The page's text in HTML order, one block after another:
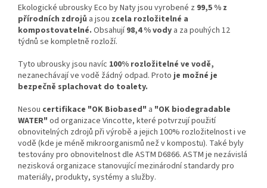
Ekologické ubrousky Eco by Naty jsou vyrobené z 99,5 % z
přírodních zdrojů a jsou zcela rozložitelné a
kompostovatelné. Obsahují98,4 % vody a za pouhých 12
týdnů se kompletně rozloží.
Tyto ubrousky jsou navíc 100% rozložitelné ve vodě,
nezanechávají ve vodě žádný odpad. Protoje možné je
bezpečně splachovat do toalety.
Nesou certifikace "OK Biobased" a "OK biodegradable
WATER" od organizace Vincotte, které potvrzují použití
obnovitelných zdrojů při výrobě a jejich 100% rozložitelnost i ve
vodě (kde je méně mikroorganismů než v kompostu). Také byly
testovány pro obnovitelnost dle ASTM D6866. ASTM je nezávislá
nezisková organizace stanovující mezinárodní standardy pro
materiály, produkty, systémy a služby.